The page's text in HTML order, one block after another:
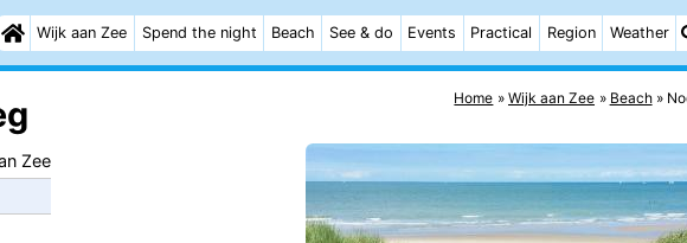
Wijk aan Zee Spend the night Beach See & do Events Practical Region Weather
Home Wijk aan Zee Beach
Zee